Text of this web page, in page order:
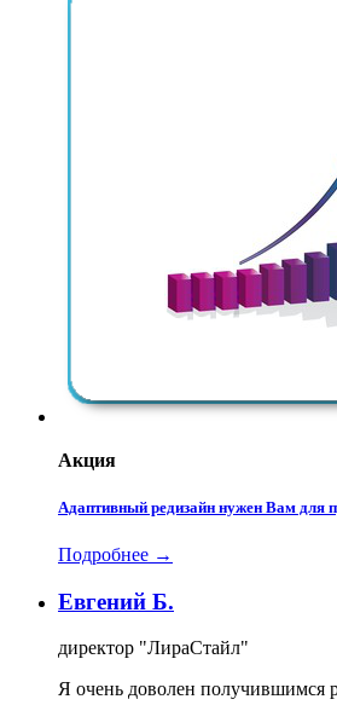
Акция
Адаптивный редизайн нужен Вам для
Подробнее →
Евгений Б.
директор "ЛираСтайл"
Я очень доволен получившимся